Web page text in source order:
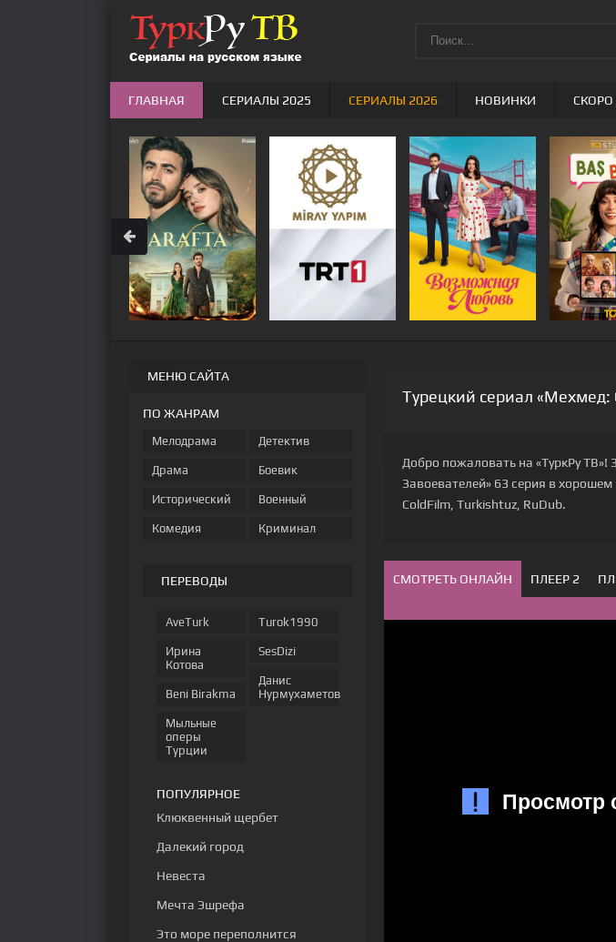
Турецкий сериал «Мехмед:
Добро пожаловать на «ТуркРу ТВ»!
Завоевателей» 63 серия в хорошем
ColdFilm, Turkishtuz, RuDub.
СМОТРЕТЬ ОНЛАЙН ПЛЕЕР 2
МЕНЮ САЙТА
ПО ЖАНРАМ
Мелодрама
Драма
Исторический
Комедия
Детектив
Боевик
Военный
Криминал
ПЕРЕВОДЫ
AveTurk
Ирина
Котова
Beni Birakma
Мыльные
оперы
Турции
Turok1990
SesDizi
Данис
Нурмухаметов
ПОПУЛЯРНОЕ
Клюквенный щербет
Далекий город
Невеста
Мечта Эшрефа
Это море переполнится
ГЛАВНАЯ СЕРИАЛЫ 2025 СЕРИАЛЫ 2026 НОВИНКИ СКОРО